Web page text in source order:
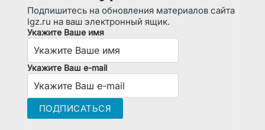
Подпишитесь на обновления материалов сайта
lgz.ru на ваш электронный ящик.
Укажите Ваше имя
Укажите Ваш e-mail